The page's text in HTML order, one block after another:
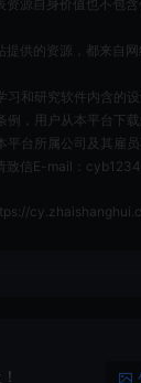
源自身价值也不包
供的资源，都来自
和研究软件内含的
，用户从本平台下
台所属公司及其雇员
致信E-mail：